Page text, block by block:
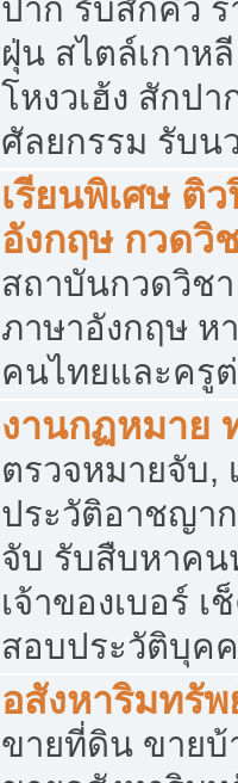
ปาก รับสักคิ้ว
ฝุ่น สไตล์เกาห
โหงวเฮ้ง สักป
ศัลยกรรม รับน
เรียนพิเศษ ติ
อังกฤษ กวดวิ
สถาบันกวดวิช
ภาษาอังกฤษ ห
คนไทยและครู
งานกฏหมาย
ตรวจหมายจับ,
ประวัติอาชญา
จับ รับสืบหาคน
เจ้าของเบอร์
สอบประวัติบุค
อสังหาริมทรัพ
ขายที่ดิน ขายบ้